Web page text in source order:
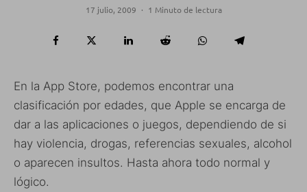
17 julio, 2009 · 1 Minuto de lectura
En la App Store, podemos encontrar una
clasificación por edades, que Apple se encarga de
dar a las aplicaciones o juegos, dependiendo de si
hay violencia, drogas, referencias sexuales, alcohol
o aparecen insultos. Hasta ahora todo normal y
lógico.